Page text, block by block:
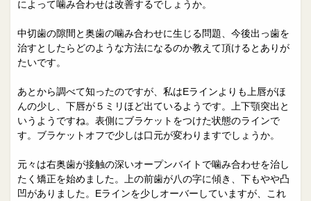
によって噛み合わせは改善するでしょうか。
中切歯の隙間と奥歯の噛み合わせに生じる問題、今後出っ歯を
治すとしたらどのような方法になるのか教えて頂けるとありが
たいです。
あとから調べて知ったのですが、私はEラインよりも上唇がほ
んの少し、下唇が５ミリほど出ているようです。上下顎突出と
いうようですね。表側にブラケットをつけた状態のラインで
す。ブラケットオフで少しは口元が変わりますでしょうか。
元々は右奥歯が接触の深いオープンバイトで噛み合わせを治し
たく矯正を始めました。上の前歯が八の字に傾き、下もやや凸
凹がありました。Eラインを少しオーバーしていますが、これ